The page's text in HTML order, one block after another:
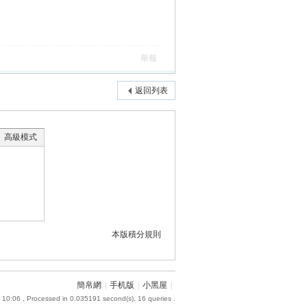
舉報
返回列表
高級模式
本版積分規則
簡帛網 手机版 小黑屋
10:06 , Processed in 0.035191 second(s), 16 queries .